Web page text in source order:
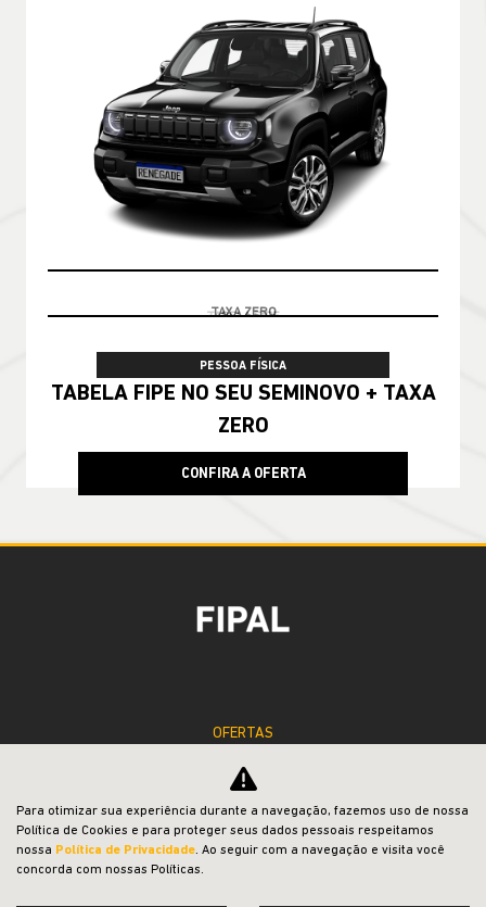
100% DA TABELA FIPE NO SEU USADO
CONFIRA A OFERTA
COMPASS
Compass Sport T270 2026
TAXA ZERO EM 24X
Para otimizar sua experiência durante a navegação, fazemos uso de nossa
Política de Cookies e para proteger seus dados pessoais respeitamos
nossa Política de Privacidade. Ao seguir com a navegação e visita você
concorda com nossas Políticas.